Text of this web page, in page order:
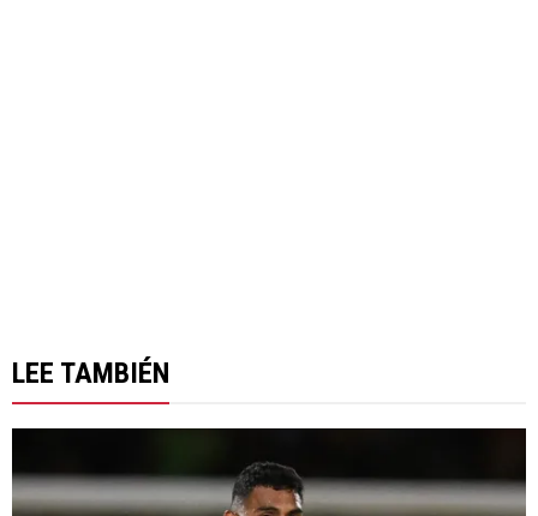
LEE TAMBIÉN